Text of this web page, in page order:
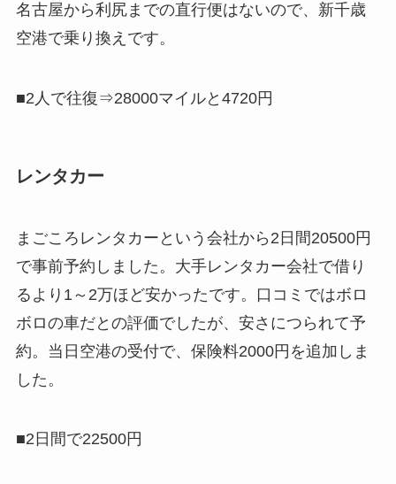
名古屋から利尻までの直行便はないので、新千歳
空港で乗り換えです。
■2人で往復⇒28000マイルと4720円
レンタカー
まごころレンタカーという会社から2日間20500円
で事前予約しました。大手レンタカー会社で借り
るより1～2万ほど安かったです。口コミではボロ
ボロの車だとの評価でしたが、安さにつられて予
約。当日空港の受付で、保険料2000円を追加しま
した。
■2日間で22500円